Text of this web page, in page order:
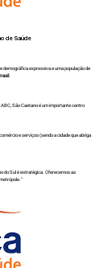
de Saúde
demográfica expressiva e uma população de
.
São Caetano é um importante centro
e serviços (sendo a cidade que abriga
do Sul é estratégica. Oferecemos as